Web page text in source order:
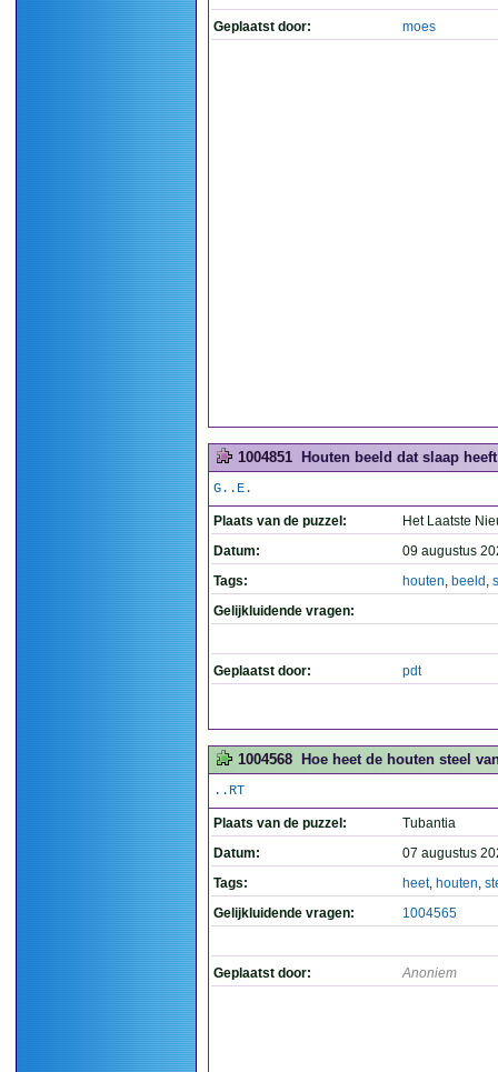
Geplaatst door: moes
1004851 Houten beeld dat slaap
G..E.
Plaats van de puzzel:
Het Laatste
Datum:
09 augustus
Tags:
houten, beeld ,
Gelijkluidende vragen:
Geplaatst door: pdt
1004568 Hoe heet de houten steel
..RT
Plaats van de puzzel:
Tubantia
Datum:
07 augustus
Tags:
heet, houten,
Gelijkluidende vragen:
1004565
Geplaatst door: Anoniem